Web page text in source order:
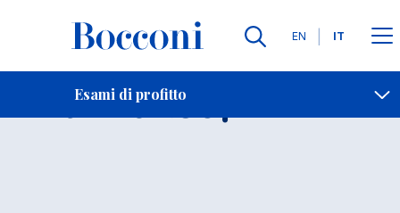
Lingue
EN IT
Esami di profitto
Contatti
Esame 20671 Open